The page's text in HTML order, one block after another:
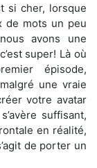
si cher, lorsque
de mots un peu
avons une
super! Là où
épisode,
une vraie
votre avatar
suffisant,
en réalité,
de porter un